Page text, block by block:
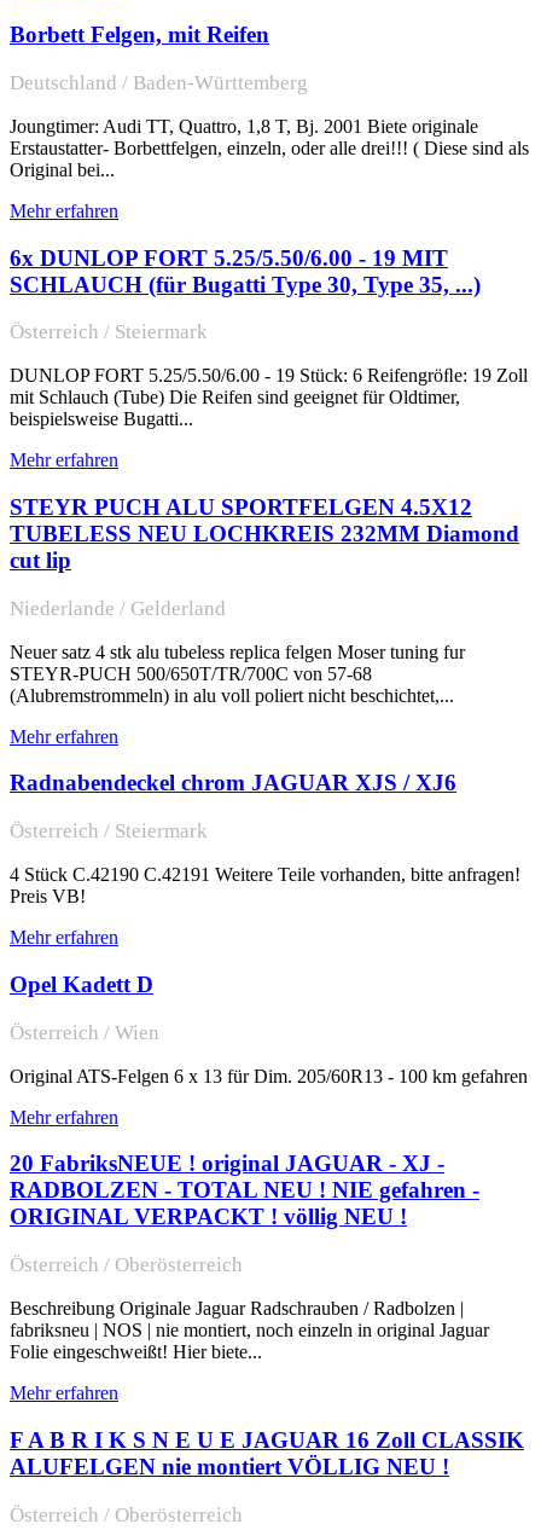
Borbett Felgen, mit Reifen
Deutschland / Baden-Württemberg
Joungtimer: Audi TT, Quattro, 1,8 T, Bj. 2001 Biete originale
Erstaustatter- Borbettfelgen, einzeln, oder alle drei!!! ( Diese sind als
Original bei...
Mehr erfahren
6x DUNLOP FORT 5.25/5.50/6.00 - 19 MIT
SCHLAUCH (für Bugatti Type 30, Type 35, ...)
Österreich / Steiermark
DUNLOP FORT 5.25/5.50/6.00 - 19 Stück: 6 Reifengröﬂe: 19 Zoll
mit Schlauch (Tube) Die Reifen sind geeignet für Oldtimer,
beispielsweise Bugatti...
Mehr erfahren
STEYR PUCH ALU SPORTFELGEN 4.5X12
TUBELESS NEU LOCHKREIS 232MM Diamond
cut lip
Niederlande / Gelderland
Neuer satz 4 stk alu tubeless replica felgen Moser tuning fur
STEYR-PUCH 500/650T/TR/700C von 57-68
(Alubremstrommeln) in alu voll poliert nicht beschichtet,...
Mehr erfahren
Radnabendeckel chrom JAGUAR XJS / XJ6
Österreich / Steiermark
4 Stück C.42190 C.42191 Weitere Teile vorhanden, bitte anfragen!
Preis VB!
Mehr erfahren
Opel Kadett D
Österreich / Wien
Original ATS-Felgen 6 x 13 für Dim. 205/60R13 - 100 km gefahren
Mehr erfahren
20 FabriksNEUE ! original JAGUAR - XJ -
RADBOLZEN - TOTAL NEU ! NIE gefahren -
ORIGINAL VERPACKT ! völlig NEU !
Österreich / Oberösterreich
Beschreibung Originale Jaguar Radschrauben / Radbolzen |
fabriksneu | NOS | nie montiert, noch einzeln in original Jaguar
Folie eingeschweißt! Hier biete...
Mehr erfahren
F A B R I K S N E U E JAGUAR 16 Zoll CLASSIK
ALUFELGEN nie montiert VÖLLIG NEU !
Österreich / Oberösterreich